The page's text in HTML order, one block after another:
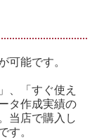
可能です。
、「すぐ使え
タ作成実績の
当店で購入し
す。